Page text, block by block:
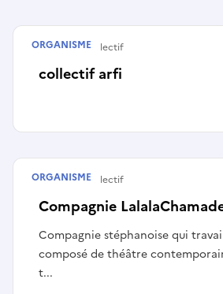
collectif arfi
Artiste ou collectif
ORGANISME
Compagnie
Compagnie stéphanoise qui
composé de théâtre
t...
Artiste ou collectif
ORGANISME